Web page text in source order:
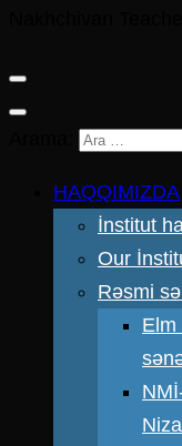
HAQQIMIZDA
İnstitut
Our
Rəsmi
Elm